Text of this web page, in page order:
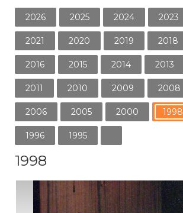
2026 2025 2024 2023
2021 2020 2019 2018
2016 2015 2014 2013
2011 2010 2009 2008
2006 2005 2000 1998
1996 1995
1998